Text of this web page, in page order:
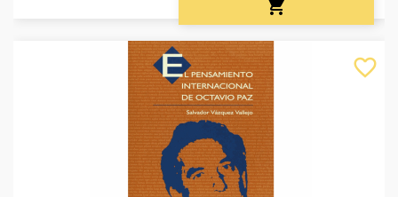

favorite_border